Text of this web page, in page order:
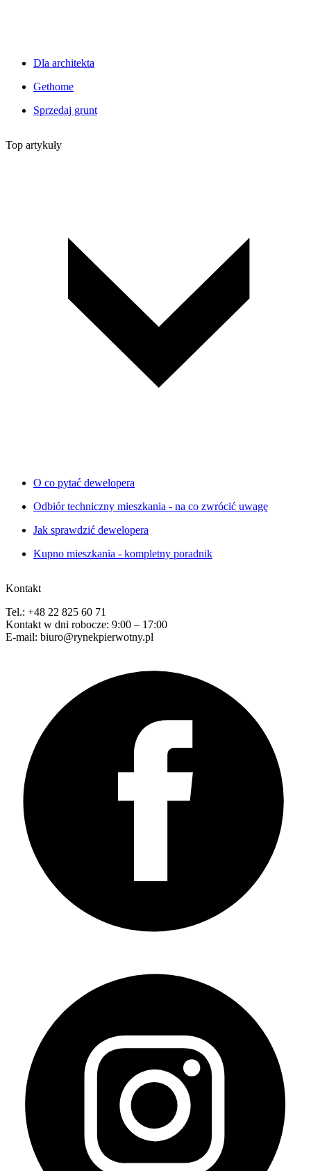
Dla architekta
Gethome
Sprzedaj grunt
Top artykuły
O co pytać dewelopera
Odbiór techniczny mieszkania - na co zwrócić uwagę
Jak sprawdzić dewelopera
Kupno mieszkania - kompletny poradnik
Kontakt
Tel.: +48 22 825 60 71
Kontakt w dni robocze: 9:00 – 17:00
E-mail: biuro@rynekpierwotny.pl